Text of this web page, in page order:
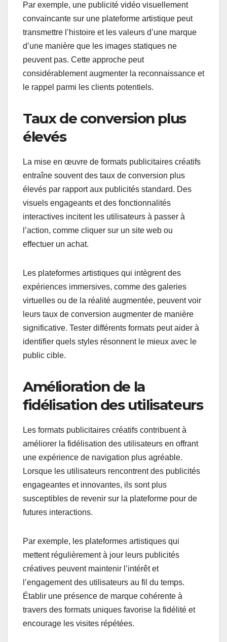
Par exemple, une publicité vidéo visuellement
convaincante sur une plateforme artistique peut
transmettre l’histoire et les valeurs d’une marque
d’une manière que les images statiques ne
peuvent pas. Cette approche peut
considérablement augmenter la reconnaissance et
le rappel parmi les clients potentiels.
Taux de conversion plus
élevés
La mise en œuvre de formats publicitaires créatifs
entraîne souvent des taux de conversion plus
élevés par rapport aux publicités standard. Des
visuels engageants et des fonctionnalités
interactives incitent les utilisateurs à passer à
l’action, comme cliquer sur un site web ou
effectuer un achat.
Les plateformes artistiques qui intègrent des
expériences immersives, comme des galeries
virtuelles ou de la réalité augmentée, peuvent voir
leurs taux de conversion augmenter de manière
significative. Tester différents formats peut aider à
identifier quels styles résonnent le mieux avec le
public cible.
Amélioration de la
fidélisation des utilisateurs
Les formats publicitaires créatifs contribuent à
améliorer la fidélisation des utilisateurs en offrant
une expérience de navigation plus agréable.
Lorsque les utilisateurs rencontrent des publicités
engageantes et innovantes, ils sont plus
susceptibles de revenir sur la plateforme pour de
futures interactions.
Par exemple, les plateformes artistiques qui
mettent régulièrement à jour leurs publicités
créatives peuvent maintenir l’intérêt et
l’engagement des utilisateurs au fil du temps.
Établir une présence de marque cohérente à
travers des formats uniques favorise la fidélité et
encourage les visites répétées.